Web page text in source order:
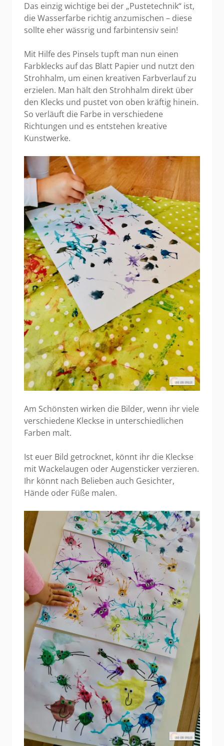
Das einzig wichtige bei der „Pustetechnik“ ist,
die Wasserfarbe richtig anzumischen – diese
sollte eher wässrig und farbintensiv sein!
Mit Hilfe des Pinsels tupft man nun einen
Farbklecks auf das Blatt Papier und nutzt den
Strohhalm, um einen kreativen Farbverlauf zu
erzielen. Man hält den Strohhalm direkt über
den Klecks und pustet von oben kräftig hinein.
So verläuft die Farbe in verschiedene
Richtungen und es entstehen kreative
Kunstwerke.
Am Schönsten wirken die Bilder, wenn ihr viele
verschiedene Kleckse in unterschiedlichen
Farben malt.
Ist euer Bild getrocknet, könnt ihr die Kleckse
mit Wackelaugen oder Augensticker verzieren.
Ihr könnt nach Belieben auch Gesichter,
Hände oder Füße malen.